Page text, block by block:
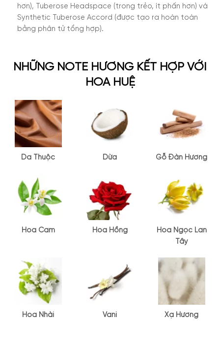
hơn), Tuberose Headspace (trong trẻo, ít phấn hơn) và
Synthetic Tuberose Accord (được tạo ra hoàn toàn
bằng phân tử tổng hợp).
NHỮNG NOTE HƯƠNG KẾT HỢP VỚI
HOA HUỆ
Da Thuộc Dừa Gỗ Đàn Hương
Hoa Cam Hoa Hồng
Hoa Ngọc Lan
Tây
Hoa Nhài Vani Xạ Hương